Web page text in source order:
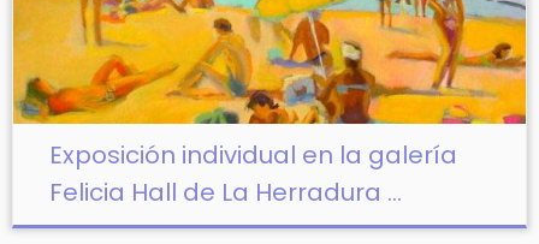
Exposición individual en la galería
Felicia Hall de La Herradura ...